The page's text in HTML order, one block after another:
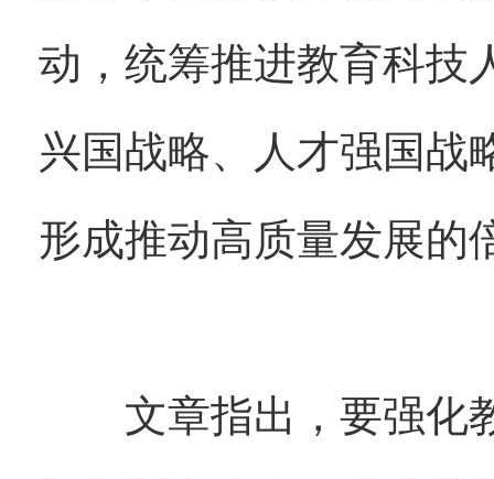
动，统筹推进教育科技
兴国战略、人才强国战
形成推动高质量发展的
文章指出，要强化教